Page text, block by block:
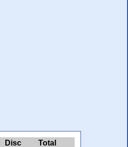
Disc
Total